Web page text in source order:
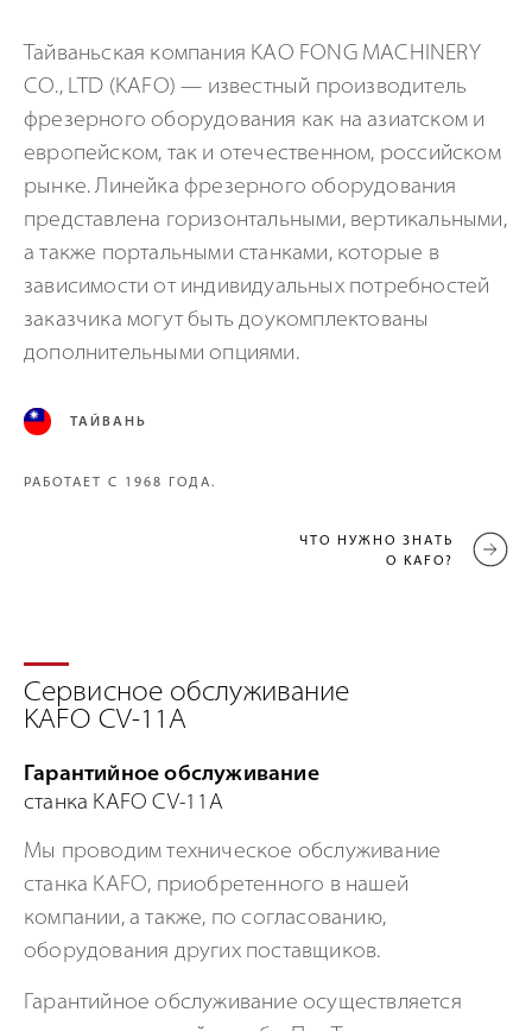
Тайваньская компания KAO FONG MACHINERY
CO., LTD (KAFO) — известный производитель
фрезерного оборудования как на азиатском и
европейском, так и отечественном, российском
рынке. Линейка фрезерного оборудования
представлена горизонтальными, вертикальными,
а также портальными станками, которые в
зависимости от индивидуальных потребностей
заказчика могут быть доукомплектованы
дополнительными опциями.
ТАЙВАНЬ
РАБОТАЕТ С 1968 ГОДА.
ЧТО НУЖНО ЗНАТЬ
О KAFO?
Сервисное обслуживание
KAFO CV-11A
Гарантийное обслуживание
станка KAFO CV-11A
Мы проводим техническое обслуживание
станка KAFO, приобретенного в нашей
компании, а также, по согласованию,
оборудования других поставщиков.
Гарантийное обслуживание осуществляется